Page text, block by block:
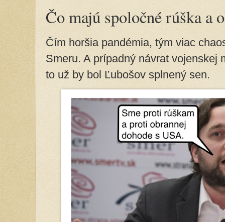
Čo majú spoločné rúška a
Čím horšia pandémia, tým viac
Smeru. A prípadný návrat vojenskej
to už by bol Ľubošov splnený sen.